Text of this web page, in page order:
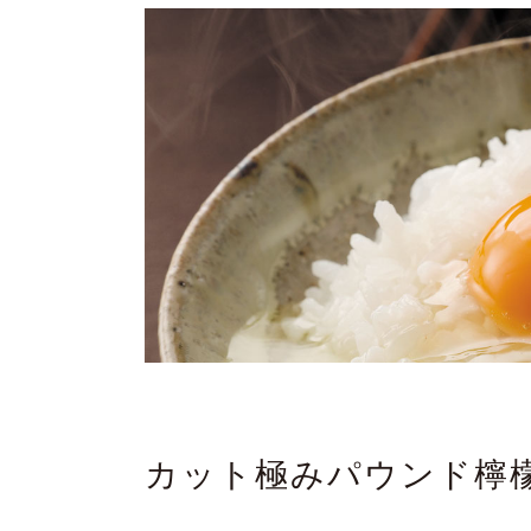
カット極みパウンド檸